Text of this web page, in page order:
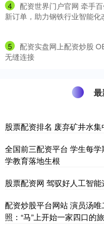
4
配资世界门户官网 牵手
新订单，助力钢铁行业智能化
5
配资实盘网上配资炒股
无缝连接
股票配资排名 废弃矿井水
全国前三配资平台 学生每
学教育落地生根
股票配资网 驾驭好人工智能
配资炒股平台网站 演员汤
照：“马”上开始一家四口的